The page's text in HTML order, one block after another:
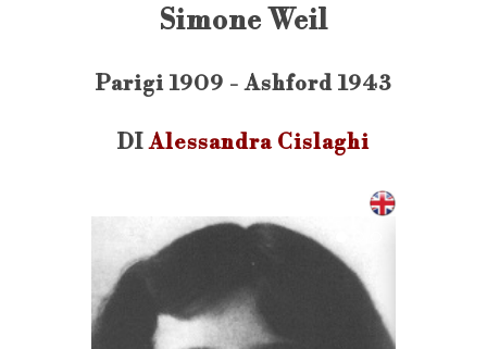
Simone Weil
Parigi 1909 - Ashford 1943
DIAlessandra Cislaghi